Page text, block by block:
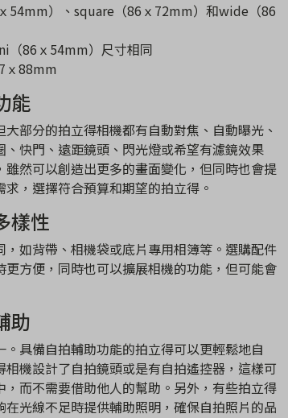
54mm）、square（86ｘ72mm）和wide（86
（86ｘ54mm）尺寸相同
ｘ88mm
能
部分的拍立得相機都有自動對焦、自動曝光、
快門、遠距鏡頭、閃光燈或希望有濾鏡效果
然可以創造出更多的畫面變化，但同時也會提
，選擇符合預算和期望的拍立得。
樣性
如背帶、相機袋或底片專用相簿等。選購配件
方便，同時也可以擴展相機的功能，但可能會
助
具備自拍輔助功能的拍立得可以更輕鬆地自
機設計了自拍鏡頭或是有自拍遙控器，這樣可
而不需要借助他人的幫助。另外，有些拍立得
光線不足時提供輔助照明，確保自拍照片的品